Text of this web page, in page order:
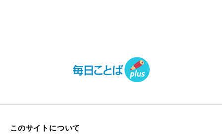
このサイトについて